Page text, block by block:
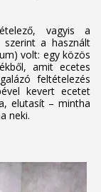
vagyis a
szerint a használt
volt: egy közös
amit ecetes
feltételezés
kevert ecetet
elutasít – mintha
neki.